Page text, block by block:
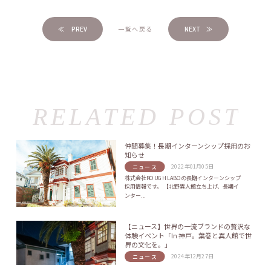
≪ PREV 一覧へ戻る NEXT ≫
仲間募集！長期インターンシップ採用のお
知らせ
ニュース
2022年01月05日
株式会社ROUGH LABOの長期インターンシップ
採用情報です。 【北野異人館立ち上げ、長期イ
ンター...
【ニュース】世界の一流ブランドの贅沢な
体験イベント「In 神戸。葉巻と異人館で世
界の文化を。」
ニュース
2024年12月27日